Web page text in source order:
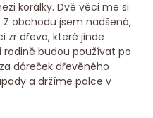
korálky. Dvě věci me si
obchodu jsem nadšená,
zr dřeva, které jinde
rodině budou používat po
dáreček dřevěného
a držíme palce v